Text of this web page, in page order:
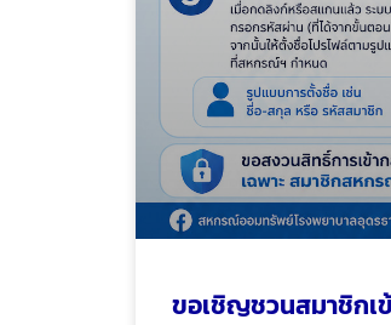
ขอเชิญชวนสมาชิกเ